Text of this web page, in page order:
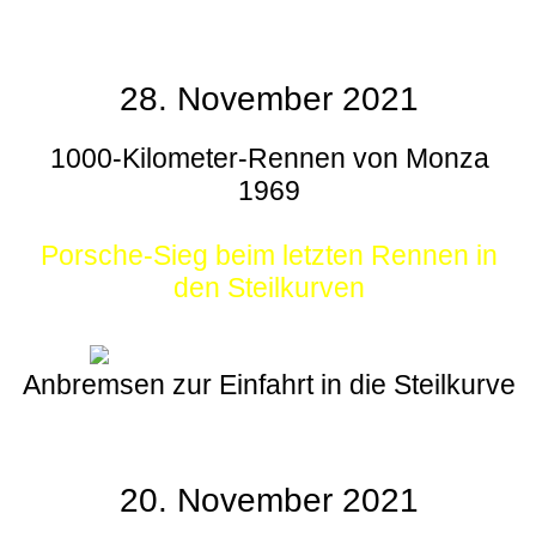
28. November 2021
1000-Kilometer-Rennen von Monza
1969
Porsche-Sieg beim letzten Rennen in
den Steilkurven
Anbremsen zur Einfahrt in die Steilkurve
20. November 2021